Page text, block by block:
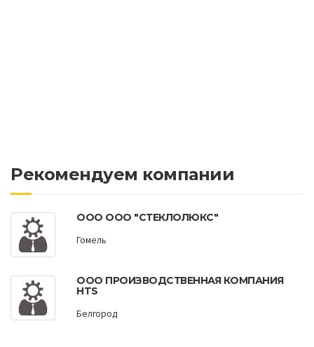
Рекомендуем компании
ООО ООО "СТЕКЛОЛЮКС"
Гомель
ООО ПРОИЗВОДСТВЕННАЯ КОМПАНИЯ
HTS
Белгород